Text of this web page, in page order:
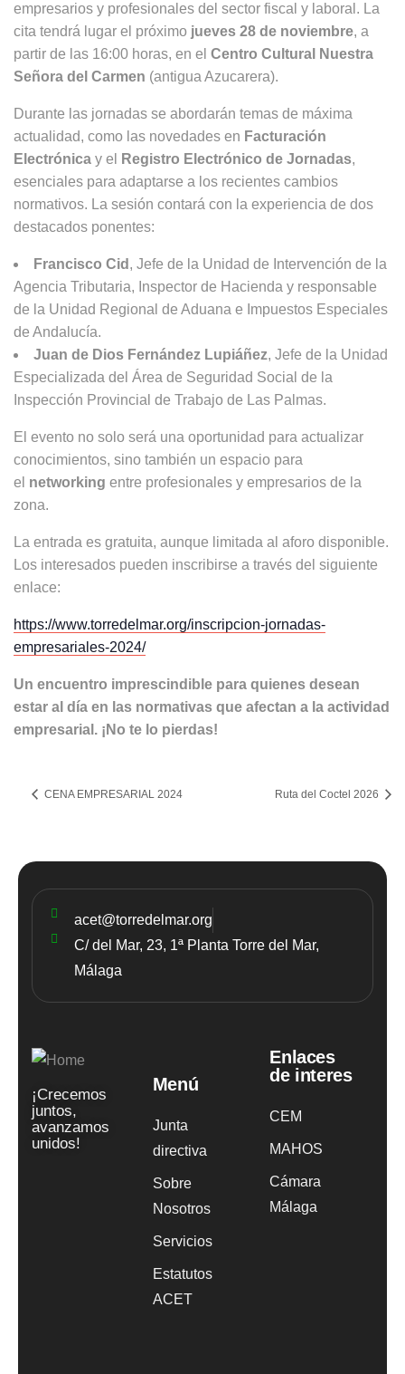
empresarios y profesionales del sector fiscal y laboral. La
cita tendrá lugar el próximo jueves 28 de noviembre, a
partir de las 16:00 horas, en el Centro Cultural Nuestra
Señora del Carmen (antigua Azucarera).
Durante las jornadas se abordarán temas de máxima
actualidad, como las novedades en Facturación
Electrónica y el Registro Electrónico de Jornadas,
esenciales para adaptarse a los recientes cambios
normativos. La sesión contará con la experiencia de dos
destacados ponentes:
Francisco Cid , Jefe de la Unidad de Intervención de la
Agencia Tributaria, Inspector de Hacienda y responsable
de la Unidad Regional de Aduana e Impuestos Especiales
de Andalucía.
Juan de Dios Fernández Lupiáñez, Jefe de la Unidad
Especializada del Área de Seguridad Social de la
Inspección Provincial de Trabajo de Las Palmas.
El evento no solo será una oportunidad para actualizar
conocimientos, sino también un espacio para
el networking entre profesionales y empresarios de la
zona.
La entrada es gratuita, aunque limitada al aforo disponible.
Los interesados pueden inscribirse a través del siguiente
enlace:
https://www.torredelmar.org/inscripcion-jornadas-
empresariales-2024/
Un encuentro imprescindible para quienes desean
estar al día en las normativas que afectan a la actividad
empresarial. ¡No te lo pierdas!
CENA EMPRESARIAL 2024 Ruta del Coctel 2026
acet@torredelmar.org
C/ del Mar, 23, 1ª Planta Torre del Mar,
Málaga
¡Crecemos
juntos,
avanzamos
unidos!
Menú
Junta
directiva
Sobre
Nosotros
Servicios
Estatutos
ACET
Enlaces
de interes
CEM
MAHOS
Cámara
Málaga